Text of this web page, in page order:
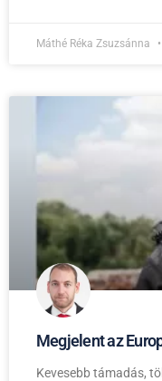
Máthé Réka Zsuzsánna
Megjelent az
Kevesebb támadás,